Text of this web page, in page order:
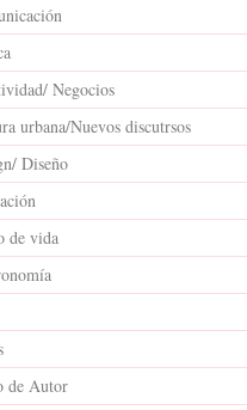
Negocios
urbana/Nuevos discutrsos
Diseño
de vida
de Autor